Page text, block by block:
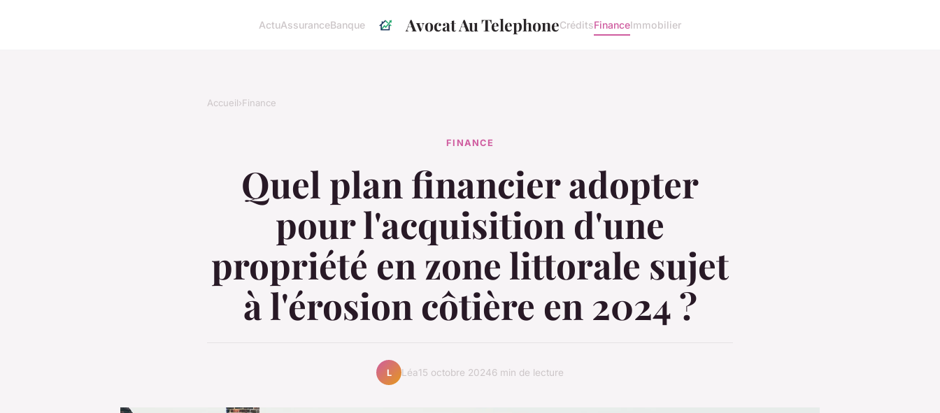
ActuAssuranceBanque Avocat Au TelephoneCréditsFinanceImmobilier
Accueil›Finance
FINANCE
Quel plan financier adopter
pour l'acquisition d'une
propriété en zone littorale sujet
à l'érosion côtière en 2024 ?
L Léa15 octobre 20246 min de lecture